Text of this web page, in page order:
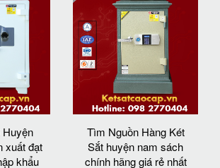
Huyện
xuất đạt
khẩu
Tìm Nguồn Hàng Két
Sắt huyện nam sách
chính hãng giá rẻ nhất